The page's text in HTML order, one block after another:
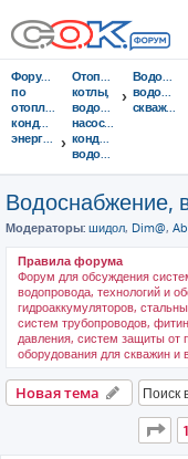
Форумы
по
отоплению,
кондиционированию,
энергосбережению
Отопительные
котлы,
водонагреватели,
насосы,
кондиционеры,
водоочистка...
скважины
Водоснабжение,
Модераторы: шидол, Dim@,
Правила форума
Форум для обсуждения
водопровода, технологий и
гидроаккумуляторов,
систем трубопроводов,
давления, систем защиты от
оборудования для скважин и
Новая тема
1